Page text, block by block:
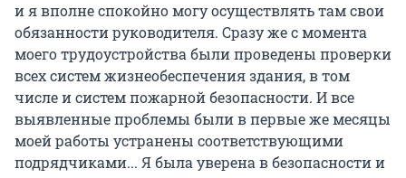
и я вполне спокойно могу осуществлять там свои
обязанности руководителя. Сразу же с момента
моего трудоустройства были проведены проверки
всех систем жизнеобеспечения здания, в том
числе и систем пожарной безопасности. И все
выявленные проблемы были в первые же месяцы
моей работы устранены соответствующими
подрядчиками... Я была уверена в безопасности и